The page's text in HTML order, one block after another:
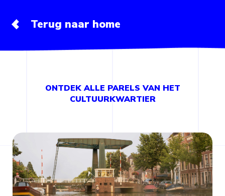
Terug naar home
ONTDEK ALLE PARELS VAN HET
CULTUURKWARTIER